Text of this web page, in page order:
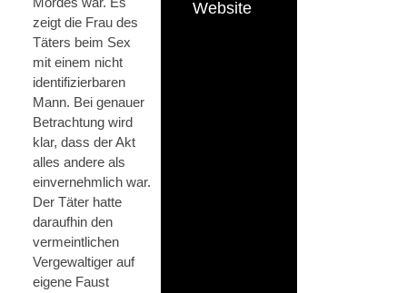
zeigt die Frau des
Täters beim Sex
mit einem nicht
identifizierbaren
Mann. Bei genauer
Betrachtung wird
klar, dass der Akt
alles andere als
einvernehmlich war.
Der Täter hatte
daraufhin den
vermeintlichen
Vergewaltiger auf
eigene Faust
Website